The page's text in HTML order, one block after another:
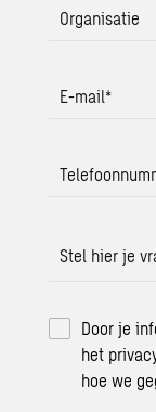
Organisatie
E-mail*
Stel hier je
Door je
het
hoe we